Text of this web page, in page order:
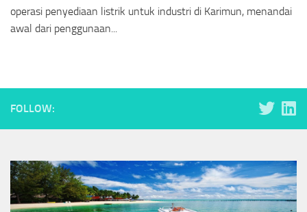
operasi penyediaan listrik untuk industri di Karimun, menandai
awal dari penggunaan...
FOLLOW: